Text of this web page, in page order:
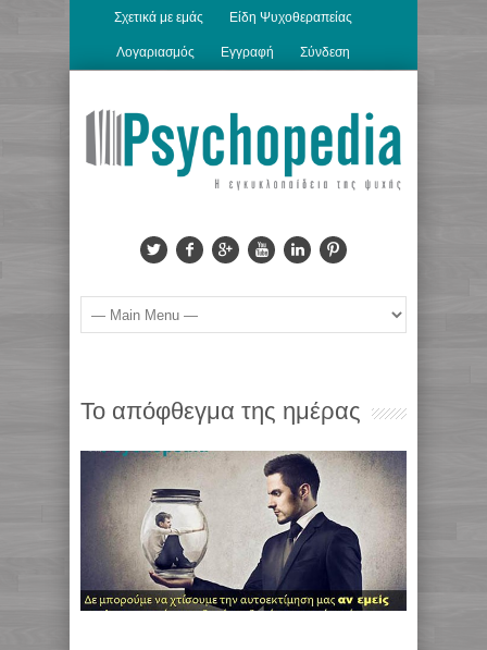
Σχετικά με εμάς Είδη Ψυχοθεραπείας
Λογαριασμός Εγγραφή Σύνδεση
Το απόφθεγμα της ημέρας